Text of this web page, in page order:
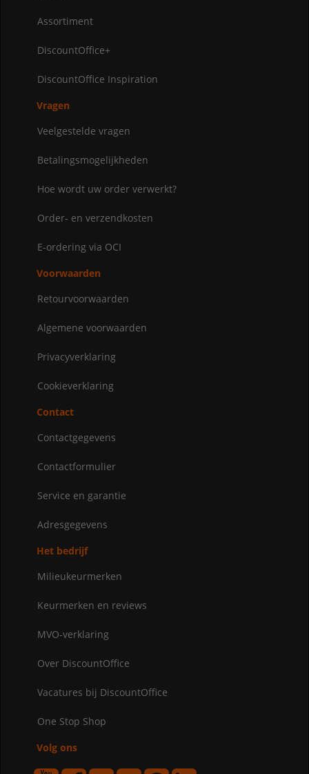
Assortiment
DiscountOffice+
DiscountOffice Inspiration
Vragen
Veelgestelde vragen
Betalingsmogelijkheden
Hoe wordt uw order verwerkt?
Order- en verzendkosten
E-ordering via OCI
Voorwaarden
Retourvoorwaarden
Algemene voorwaarden
Privacyverklaring
Cookieverklaring
Contact
Contactgegevens
Contactformulier
Service en garantie
Adresgegevens
Het bedrijf
Milieukeurmerken
Keurmerken en reviews
MVO-verklaring
Over DiscountOffice
Vacatures bij DiscountOffice
One Stop Shop
Volg ons